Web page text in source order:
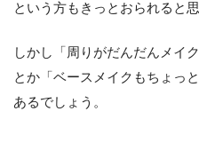
という方もきっとおられると思
しかし「周りがだんだんメイ
とか「ベースメイクもちょっ
あるでしょう。